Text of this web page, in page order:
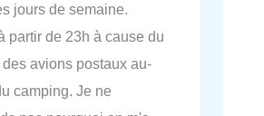
jours de semaine.
partir de 23h à cause du
avions postaux au-
camping. Je ne